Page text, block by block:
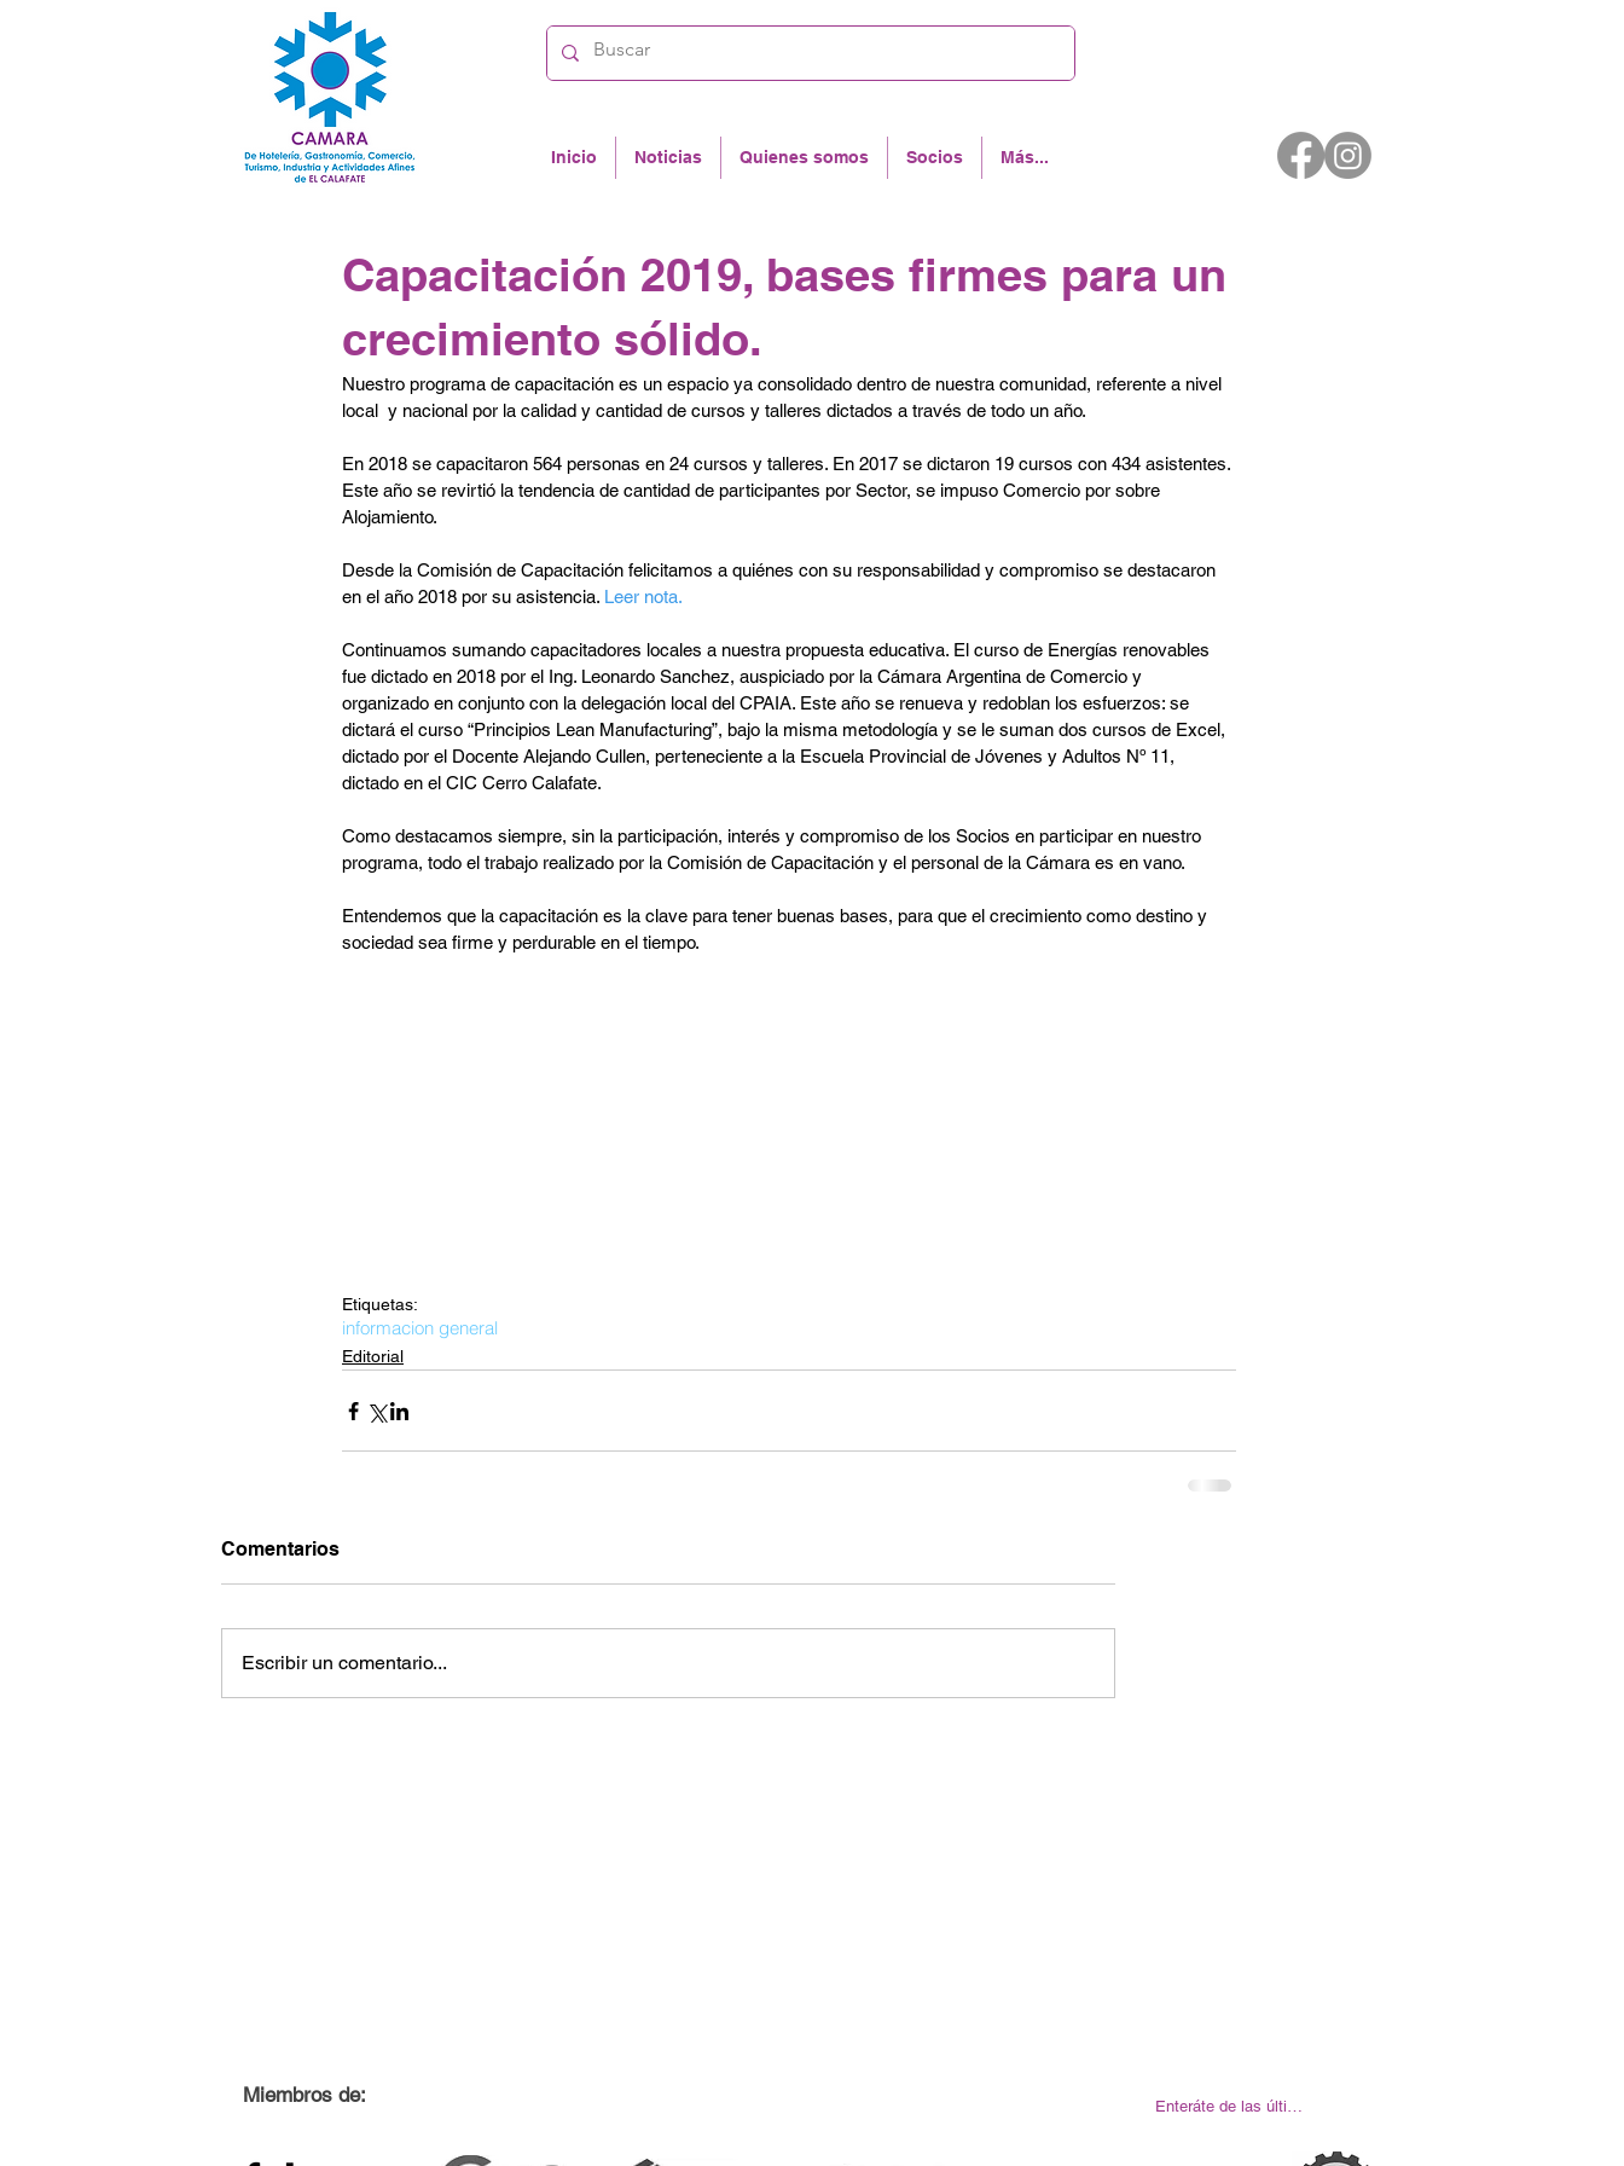
Inicio Noticias Quienes somos Socios Más...
Capacitación 2019, bases firmes para un
crecimiento sólido.
Nuestro programa de capacitación es un espacio ya consolidado dentro de nuestra comunidad, referente a nivel
local  y nacional por la calidad y cantidad de cursos y talleres dictados a través de todo un año.
En 2018 se capacitaron 564 personas en 24 cursos y talleres. En 2017 se dictaron 19 cursos con 434 asistentes.
Este año se revirtió la tendencia de cantidad de participantes por Sector, se impuso Comercio por sobre
Alojamiento.
Desde la Comisión de Capacitación felicitamos a quiénes con su responsabilidad y compromiso se destacaron
en el año 2018 por su asistencia. Leer nota.
Continuamos sumando capacitadores locales a nuestra propuesta educativa. El curso de Energías renovables
fue dictado en 2018 por el Ing. Leonardo Sanchez, auspiciado por la Cámara Argentina de Comercio y
organizado en conjunto con la delegación local del CPAIA. Este año se renueva y redoblan los esfuerzos: se
dictará el curso “Principios Lean Manufacturing”, bajo la misma metodología y se le suman dos cursos de Excel,
dictado por el Docente Alejando Cullen, perteneciente a la Escuela Provincial de Jóvenes y Adultos Nº 11,
dictado en el CIC Cerro Calafate.
Como destacamos siempre, sin la participación, interés y compromiso de los Socios en participar en nuestro
programa, todo el trabajo realizado por la Comisión de Capacitación y el personal de la Cámara es en vano.
Entendemos que la capacitación es la clave para tener buenas bases, para que el crecimiento como destino y
sociedad sea firme y perdurable en el tiempo.
Etiquetas:
informacion general
Editorial
Comentarios
Escribir un comentario...
Miembros de: Enteráte de las últimas noticias